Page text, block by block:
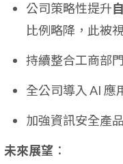
公司策略性提升
比例略降，此被
持續整合工商部
全公司導入 AI 應
加強資訊安全產
未來展望 ：